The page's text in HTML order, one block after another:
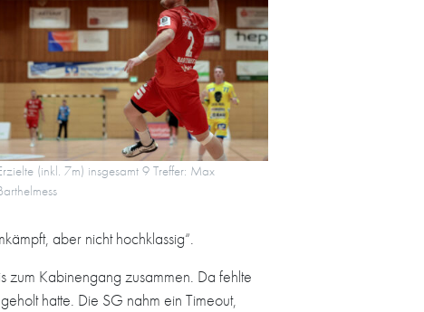
(inkl. 7m) insgesamt 9 Treffer: Max
aber nicht hochklassig“.
zum Kabinengang zusammen. Da fehlte
hatte. Die SG nahm ein Timeout,